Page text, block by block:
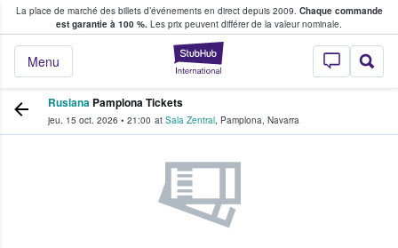
La place de marché des billets d’événements en direct depuis 2009. Chaque commande
est garantie à 100 %. Les prix peuvent différer de la valeur nominale.
StubHub - Où
Menu
fans achètent et vendent des billets
Ruslana Pamplona Tickets
jeu. 15 oct. 2026 • 21:00 at Sala Zentral, Pamplona, Navarra